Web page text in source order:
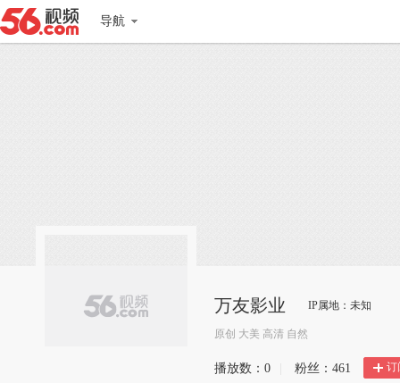
导航
万友影业 IP属地：未知
原创 大美 高清 自然
播放数： 0 粉丝： 461 订